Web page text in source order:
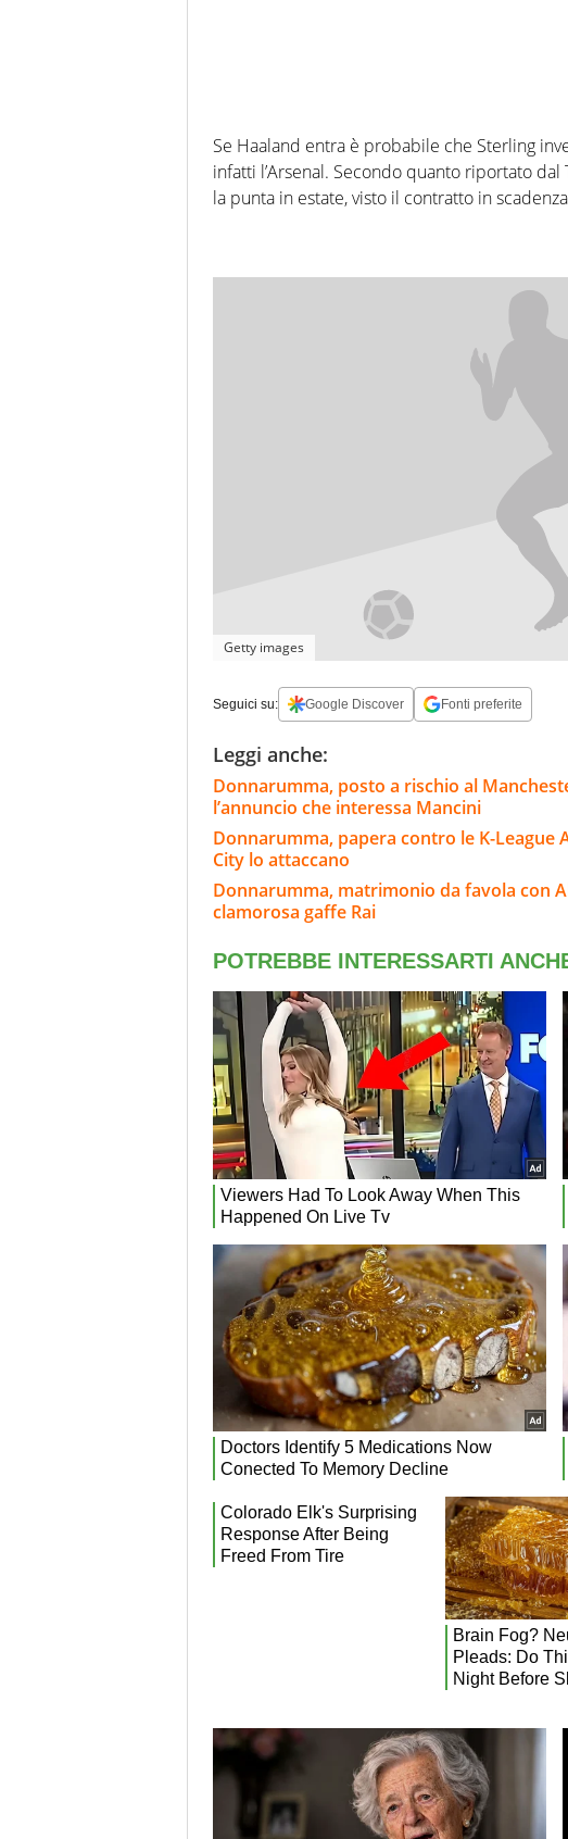
Se Haaland entra è probabile che Sterling
infatti l’Arsenal. Secondo quanto riportato
la punta in estate, visto il contratto in
Getty images
Seguici su: Google Discover Fonti preferite
Leggi anche:
Donnarumma, posto a rischio al
l’annuncio che interessa Mancini
Donnarumma, papera contro le K-League
City lo attaccano
Donnarumma, matrimonio da favola con
clamorosa gaffe Rai